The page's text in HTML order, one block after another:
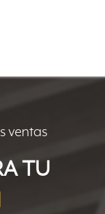
ventas
TU